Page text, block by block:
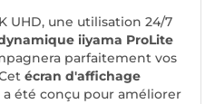
UHD, une utilisation 24/7
iiyama ProLite
parfaitement vos
écran d'affichage
a été conçu pour améliorer